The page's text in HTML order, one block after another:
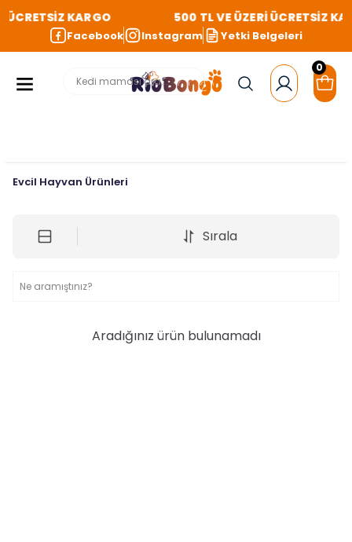
ÜCRETSİZ KARGO 500 TL VE ÜZERİ ÜCRETSİZ
Facebook Instagram Yetki Belgeleri
0
Evcil Hayvan Ürünleri
Sırala
Aradığınız ürün bulunamadı